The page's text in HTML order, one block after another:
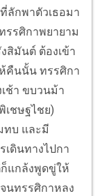
ลักพาตัวเธอมา
รรศิกาพยายาม
สิมันต์ ต้องเข้า
คืนนั้น ทรรศิกา
ช้า ขบวนม้า
ชษฐไชย)
ทบ และมี
เดินทางไปกา
แกล้งพูดขู่ให้
นทรรศิกาหลง